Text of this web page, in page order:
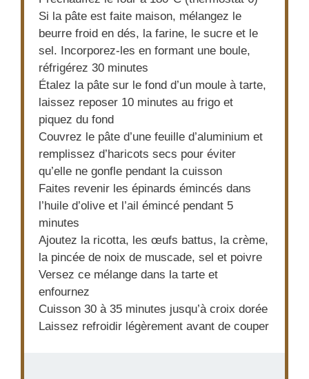
Si la pâte est faite maison, mélangez le
beurre froid en dés, la farine, le sucre et le
sel. Incorporez-les en formant une boule,
réfrigérez 30 minutes
Étalez la pâte sur le fond d’un moule à tarte,
laissez reposer 10 minutes au frigo et
piquez du fond
Couvrez le pâte d’une feuille d’aluminium et
remplissez d’haricots secs pour éviter
qu’elle ne gonfle pendant la cuisson
Faites revenir les épinards émincés dans
l’huile d’olive et l’ail émincé pendant 5
minutes
Ajoutez la ricotta, les œufs battus, la crème,
la pincée de noix de muscade, sel et poivre
Versez ce mélange dans la tarte et
enfournez
Cuisson 30 à 35 minutes jusqu’à croix dorée
Laissez refroidir légèrement avant de couper